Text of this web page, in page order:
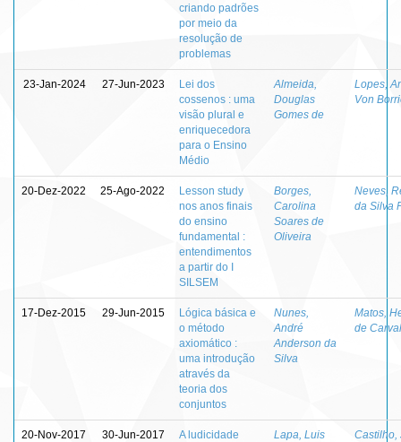
criando padrões
por meio da
resolução de
problemas
23-Jan-2024 27-Jun-2023
Lei dos
cossenos : uma
visão plural e
enriquecedora
para o Ensino
Médio
Almeida,
Douglas
Gomes de
Lopes,
Von
20-Dez-2022 25-Ago-2022
Lesson study
nos anos finais
do ensino
fundamental :
entendimentos
a partir do I
SILSEM
Borges,
Carolina
Soares de
Oliveira
Neves,
da Silva
17-Dez-2015 29-Jun-2015
Lógica básica e
o método
axiomático :
uma introdução
através da
teoria dos
conjuntos
Nunes,
André
Anderson da
Silva
Matos,
de
20-Nov-2017 30-Jun-2017
A ludicidade
Lapa, Luis
Castilho,